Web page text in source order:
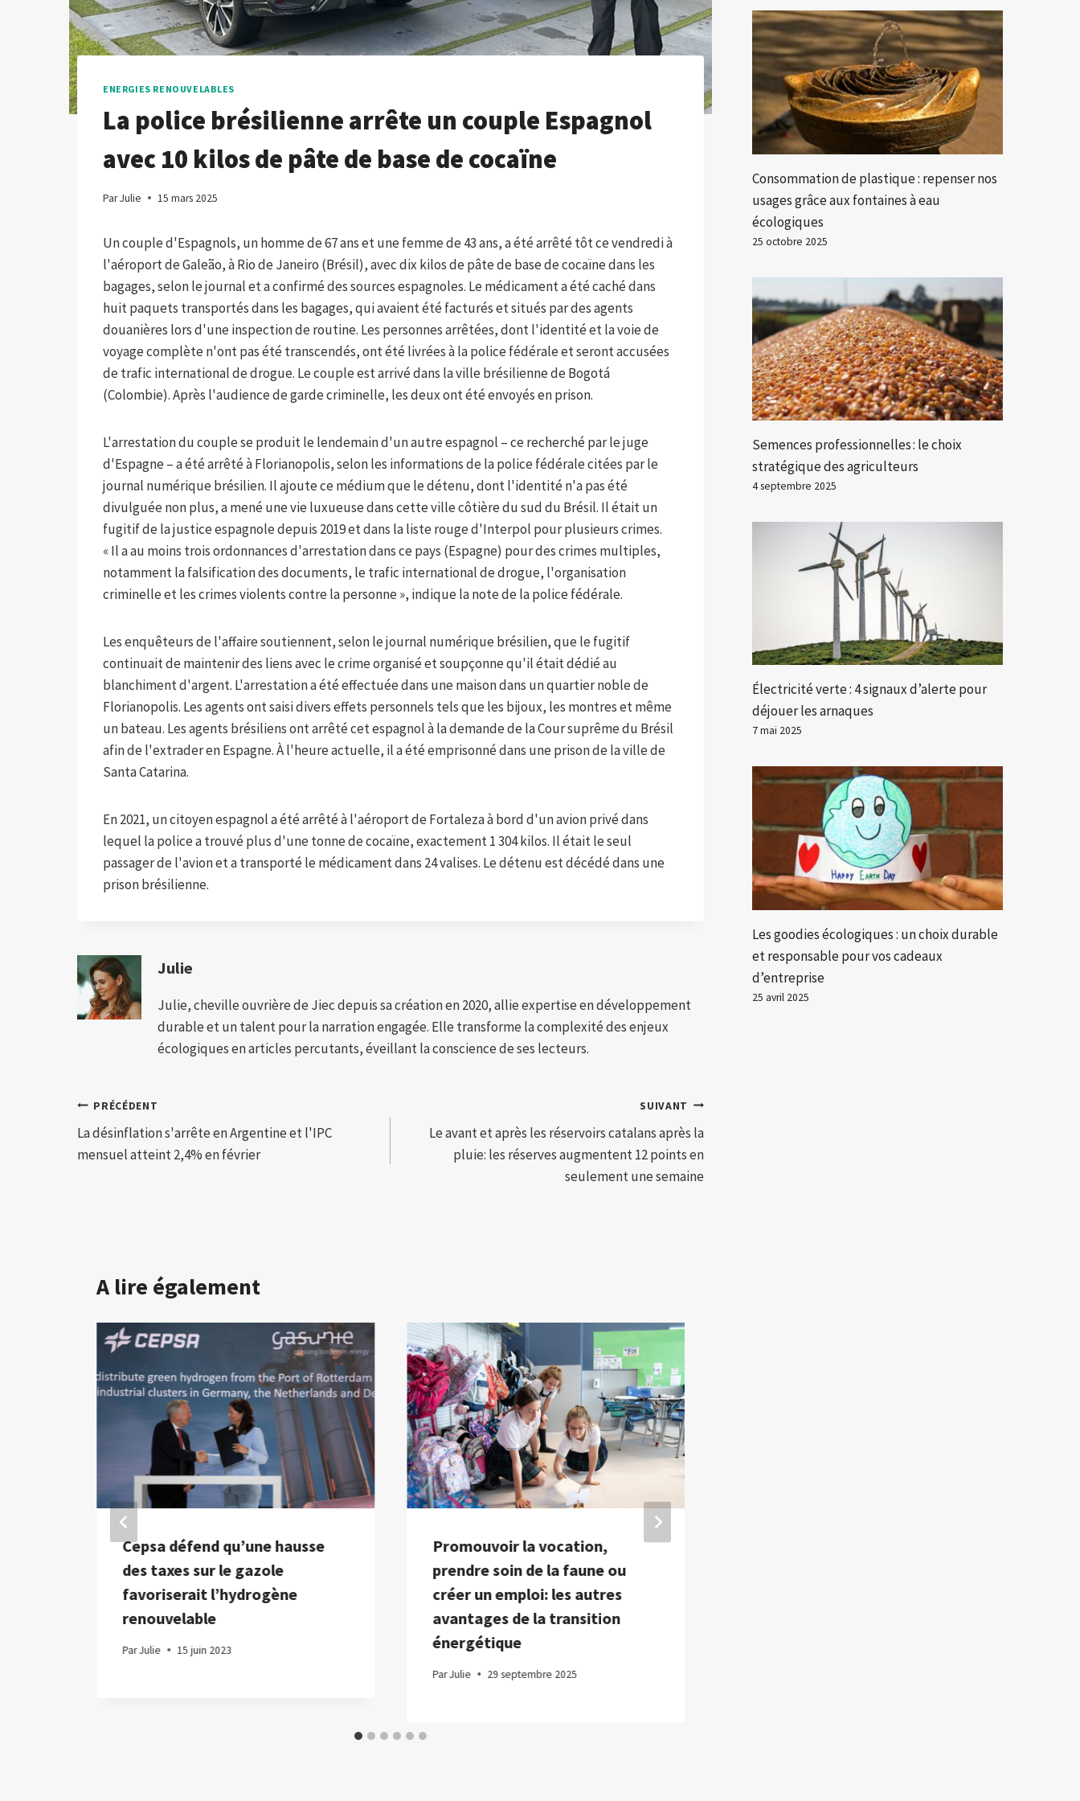
ENERGIES RENOUVELABLES
La police brésilienne arrête un couple Espagnol
avec 10 kilos de pâte de base de cocaïne
ParJulie 15 mars 2025
Un couple d'Espagnols, un homme de 67 ans et une femme de 43 ans, a été arrêté tôt ce vendredi à
l'aéroport de Galeão, à Rio de Janeiro (Brésil), avec dix kilos de pâte de base de cocaïne dans les
bagages, selon le journal et a confirmé des sources espagnoles. Le médicament a été caché dans
huit paquets transportés dans les bagages, qui avaient été facturés et situés par des agents
douanières lors d'une inspection de routine. Les personnes arrêtées, dont l'identité et la voie de
voyage complète n'ont pas été transcendés, ont été livrées à la police fédérale et seront accusées
de trafic international de drogue. Le couple est arrivé dans la ville brésilienne de Bogotá
(Colombie). Après l'audience de garde criminelle, les deux ont été envoyés en prison.
L'arrestation du couple se produit le lendemain d'un autre espagnol – ce recherché par le juge
d'Espagne – a été arrêté à Florianopolis, selon les informations de la police fédérale citées par le
journal numérique brésilien. Il ajoute ce médium que le détenu, dont l'identité n'a pas été
divulguée non plus, a mené une vie luxueuse dans cette ville côtière du sud du Brésil. Il était un
fugitif de la justice espagnole depuis 2019 et dans la liste rouge d'Interpol pour plusieurs crimes.
« Il a au moins trois ordonnances d'arrestation dans ce pays (Espagne) pour des crimes multiples,
notamment la falsification des documents, le trafic international de drogue, l'organisation
criminelle et les crimes violents contre la personne », indique la note de la police fédérale.
Les enquêteurs de l'affaire soutiennent, selon le journal numérique brésilien, que le fugitif
continuait de maintenir des liens avec le crime organisé et soupçonne qu'il était dédié au
blanchiment d'argent. L'arrestation a été effectuée dans une maison dans un quartier noble de
Florianopolis. Les agents ont saisi divers effets personnels tels que les bijoux, les montres et même
un bateau. Les agents brésiliens ont arrêté cet espagnol à la demande de la Cour suprême du Brésil
afin de l'extrader en Espagne. À l'heure actuelle, il a été emprisonné dans une prison de la ville de
Santa Catarina.
En 2021, un citoyen espagnol a été arrêté à l'aéroport de Fortaleza à bord d'un avion privé dans
lequel la police a trouvé plus d'une tonne de cocaïne, exactement 1 304 kilos. Il était le seul
passager de l'avion et a transporté le médicament dans 24 valises. Le détenu est décédé dans une
prison brésilienne.
Julie
Julie, cheville ouvrière de Jiec depuis sa création en 2020, allie expertise en développement
durable et un talent pour la narration engagée. Elle transforme la complexité des enjeux
écologiques en articles percutants, éveillant la conscience de ses lecteurs.
Navigation
de
PRÉCÉDENT
La désinflation s'arrête en Argentine et l'IPC
mensuel atteint 2,4% en février
SUIVANT
Le avant et après les réservoirs catalans après la
pluie: les réserves augmentent 12 points en
seulement une semaine
A lire également
Cepsa défend qu’une hausse
des taxes sur le gazole
favoriserait l’hydrogène
renouvelable
ParJulie 15 juin 2023
Promouvoir la vocation,
prendre soin de la faune ou
créer un emploi: les autres
avantages de la transition
énergétique
ParJulie 29 septembre 2025
Consommation de plastique : repenser nos
usages grâce aux fontaines à eau
écologiques
25 octobre 2025
Semences professionnelles : le choix
stratégique des agriculteurs
4 septembre 2025
Électricité verte : 4 signaux d’alerte pour
déjouer les arnaques
7 mai 2025
Les goodies écologiques : un choix durable
et responsable pour vos cadeaux
d’entreprise
25 avril 2025